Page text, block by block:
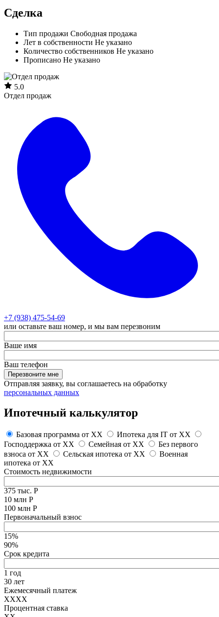
Сделка
Тип продажи Свободная продажа
Лет в собственности Не указано
Количество собственников Не указано
Прописано Не указано
5.0
Отдел продаж
+7 (938) 475-54-69
или оставьте ваш номер, и мы вам перезвоним
Ваше имя
Ваш телефон
Перезвоните мне
Отправляя заявку, вы соглашаетесь на обработку
персональных данных
Ипотечный калькулятор
Базовая программа от XX Ипотека для IT от XX
Господдержка от XX Семейная от XX
Без первого
взноса от XX Сельская ипотека от XX
Военная
ипотека от XX
Стоимость недвижимости
375 тыс. Р
10 млн Р
100 млн Р
Первоначальный взнос
15%
90%
Срок кредита
1 год
30 лет
Ежемесячный платеж
XXXX
Процентная ставка